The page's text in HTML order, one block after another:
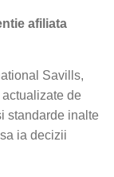
afiliata
Savills,
de
standarde inalte
ia decizii